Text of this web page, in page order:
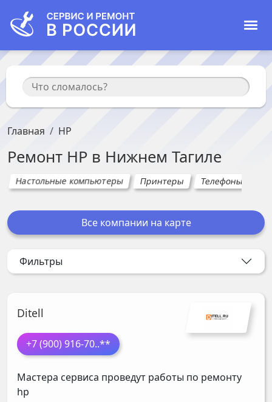
Главная HP
Ремонт HP в Нижнем Тагиле
Настольные компьютеры Принтеры Телефоны
Ditell
+7 (900) 916-70..**
Мастера сервиса проведут работы по ремонту
hp
Все компании на карте
Фильтры